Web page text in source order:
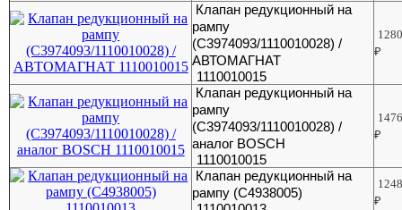
Клапан редукционный на
рампу
(C3974093/1110010028) /
АВТОМАГНАТ
1110010015
₽
Клапан редукционный на
рампу
(C3974093/1110010028) /
аналог BOSCH
1110010015
₽
Клапан редукционный на
рампу (C4938005)
₽